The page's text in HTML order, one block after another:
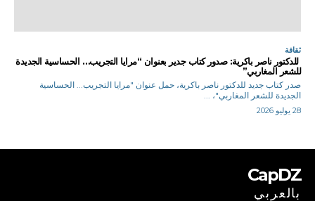
ثقافة
للدكتور ناصر باكرية: صدور كتاب جدير بعنوان “مرايا التجريب… الحساسية الجديدة
للشعر المغاربي”
صدر كتاب جديد للدكتور ناصر باكرية، حمل عنوان "مرايا التجريب... الحساسية
الجديدة للشعر المغاربي"، ...
28 يوليو 2026
CapDZ
بالعربي